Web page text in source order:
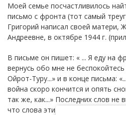
Моей семье посчастливилось
письмо с фронта (тот самый
Григорий написал своей матери,
Андреевне, в октябре 1944 г.
В письме он пишет: « ... Я еду на
вернусь обо мне не
Ойрот-Туру...» и в конце письма:
война скоро кончится и опять
так же, как...» Последних слов не
что слова эти «как раньше» или